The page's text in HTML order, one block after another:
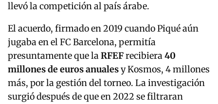
llevó la competición al país árabe.
El acuerdo, firmado en 2019 cuando Piqué aún
jugaba en el FC Barcelona, permitía
presuntamente que laRFEFrecibiera40
millones de euros anualesy Kosmos, 4 millones
más, por la gestión del torneo. La investigación
surgió después de que en 2022 se filtraran